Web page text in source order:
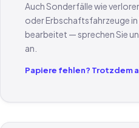
Auch Sonderfälle wie
oder Erbschaftsfahrzeuge
bearbeitet — sprechen Sie
an.
Papiere fehlen? Trotzdem